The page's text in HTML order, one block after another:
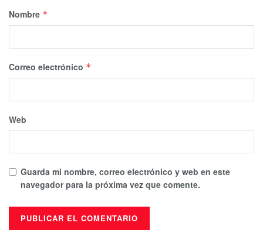
Nombre *
Correo electrónico *
Web
Guarda mi nombre, correo electrónico y web en este
navegador para la próxima vez que comente.